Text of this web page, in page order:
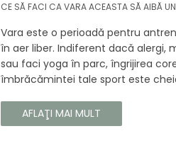
CE SĂ FACI CA VARA ACEASTA SĂ AIBĂ UN
Vara este o perioadă pentru
în aer liber. Indiferent dacă alergi,
sau faci yoga în parc, îngrijirea
îmbrăcămintei tale sport este
acest articol, vă vom spune cum
corect îmbrăcămintea sport, astfel
AFLAŢI MAI MULT